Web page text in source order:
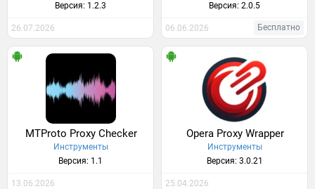
Версия: 1.2.3
26.07.2026
Версия: 2.0.5
06.06.2026 Бесплатно
MTProto Proxy Checker
Инструменты
Версия: 1.1
13.06.2026
Opera Proxy Wrapper
Инструменты
Версия: 3.0.21
25.04.2026